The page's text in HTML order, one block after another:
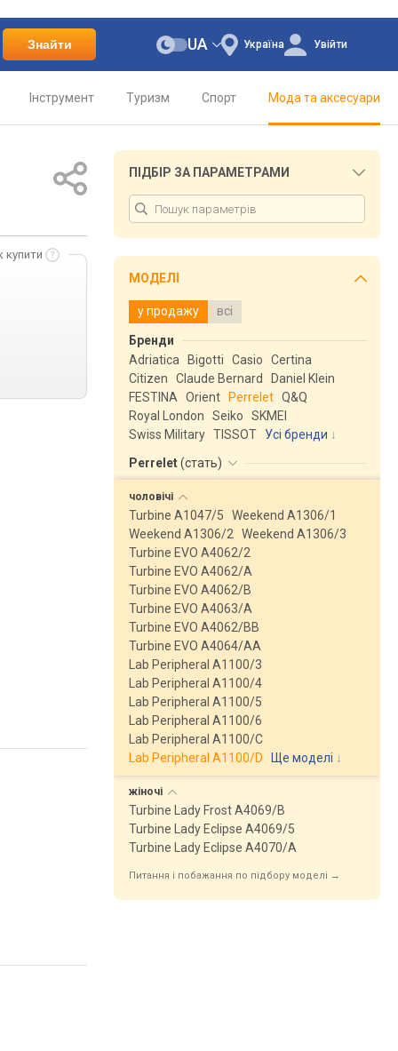
Знайти Україна
UA Увійти
Інструмент Туризм Спорт Мода та аксесуари
купити
ПІДБІР ЗА ПАРАМЕТРАМИ
МОДЕЛІ
у продажу всі
Бренди
Adriatica
Bigotti Casio
Certina
Citizen
Claude Bernard
Daniel Klein
FESTINA
Orient Perrelet Q&Q
Royal London
Seiko
SKMEI
Swiss Military TISSOT
Усі бренди
Perrelet(стать)
чоловічі
Turbine A1047/5
Weekend A1306/1
Weekend A1306/2
Weekend A1306/3
Turbine EVO A4062/2
Turbine EVO A4062/A
Turbine EVO A4062/B
Turbine EVO A4063/A
Turbine EVO A4062/BB
Turbine EVO A4064/AA
Lab Peripheral A1100/3
Lab Peripheral A1100/4
Lab Peripheral A1100/5
Lab Peripheral A1100/6
Lab Peripheral A1100/C
Lab Peripheral A1100/D
Ще моделі ↓
жіночі
Turbine Lady Frost A4069/B
Turbine Lady Eclipse A4069/5
Turbine Lady Eclipse A4070/A
Питання і побажання по підбору моделі →